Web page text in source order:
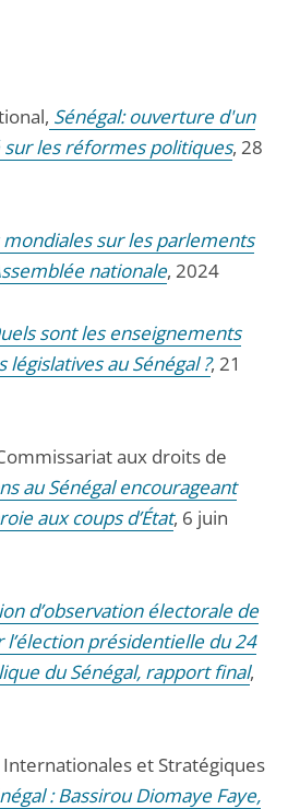
Sénégal: ouverture d'un
sur les réformes politiques, 28
sur les parlements
nationale, 2024
sont les enseignements
au Sénégal ?, 21
aux droits de
au Sénégal encourageant
aux coups d’État, 6 juin
d’observation électorale de
l’élection présidentielle du 24
du Sénégal, rapport final,
et Stratégiques
: Bassirou Diomaye Faye,